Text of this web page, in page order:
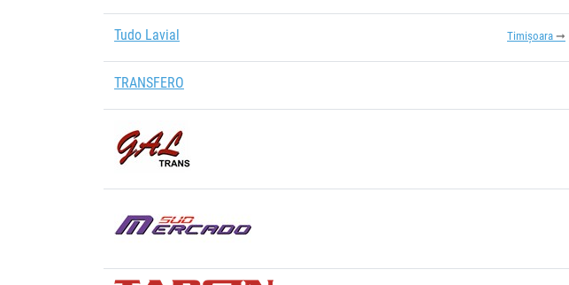
Tudo Lavial Timișoara
TRANSFERO